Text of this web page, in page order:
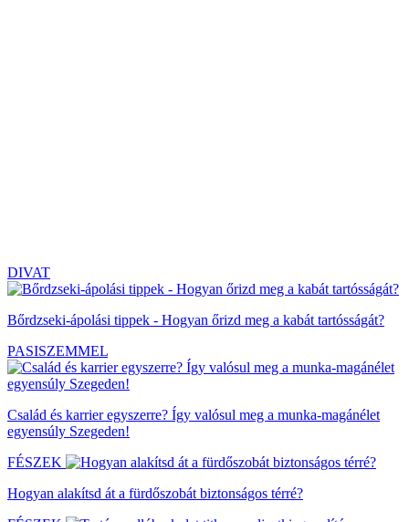
DIVAT
Bőrdzseki-ápolási tippek - Hogyan őrizd meg a kabát tartósságát?
PASISZEMMEL
Család és karrier egyszerre? Így valósul meg a munka-magánélet
egyensúly Szegeden!
FÉSZEK
Hogyan alakítsd át a fürdőszobát biztonságos térré?